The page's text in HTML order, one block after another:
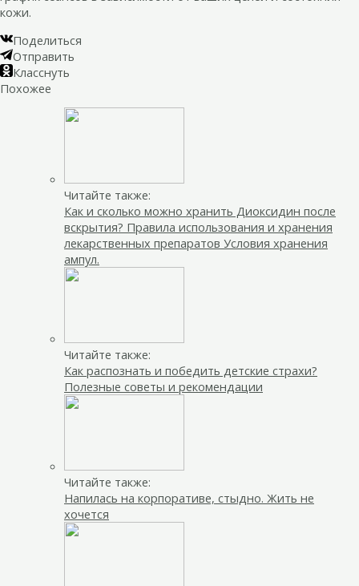
кожи.
Поделиться
Отправить
Класснуть
Похожее
Читайте также:
Как и сколько можно хранить Диоксидин после
вскрытия? Правила использования и хранения
лекарственных препаратов Условия хранения
ампул.
Читайте также:
Как распознать и победить детские страхи?
Полезные советы и рекомендации
Читайте также:
Напилась на корпоративе, стыдно. Жить не
хочется